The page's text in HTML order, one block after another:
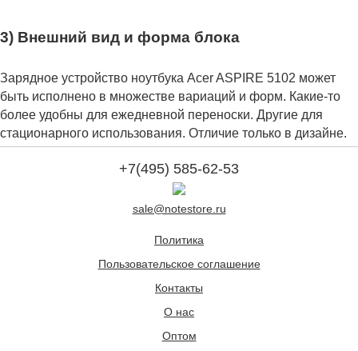
3) Внешний вид и форма блока
Зарядное устройство ноутбука Acer ASPIRE 5102 может
быть исполнено в множестве вариаций и форм. Какие-то
более удобны для ежедневной переноски. Другие для
стационарного использования. Отличие только в дизайне.
+7(495) 585-62-53
sale@notestore.ru
Политика
Пользовательское соглашение
Контакты
О нас
Оптом